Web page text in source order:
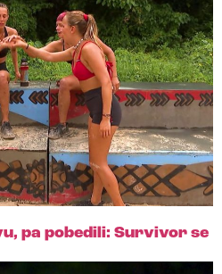
pa pobedili: Survivor se